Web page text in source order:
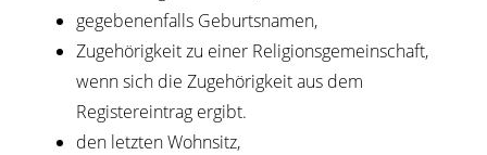
gegebenenfalls Geburtsnamen,
Zugehörigkeit zu einer Religionsgemeinschaft,
wenn sich die Zugehörigkeit aus dem
Registereintrag ergibt.
den letzten Wohnsitz,